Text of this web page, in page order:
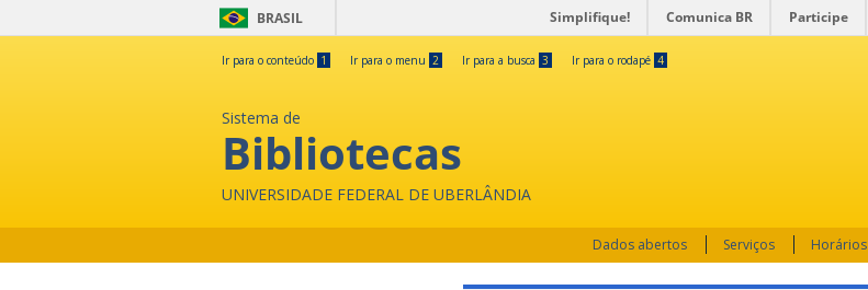
BRASIL Simplifique! Comunica BR Participe
Ir para o conteúdo 1 Ir para o menu 2 Ir para a busca 3 Ir para o rodapé 4
Sistema de
Bibliotecas
UNIVERSIDADE FEDERAL DE UBERLÂNDIA
Dados abertos Serviços Horários